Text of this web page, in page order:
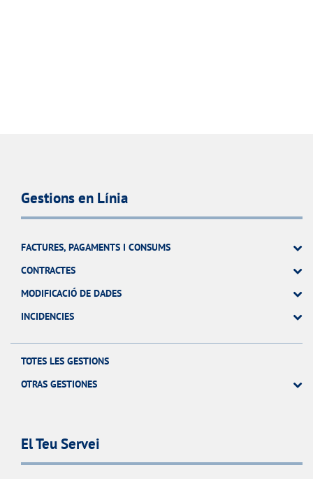
Gestions en Línia
FACTURES, PAGAMENTS I CONSUMS
CONTRACTES
MODIFICACIÓ DE DADES
INCIDENCIES
TOTES LES GESTIONS
OTRAS GESTIONES
El Teu Servei